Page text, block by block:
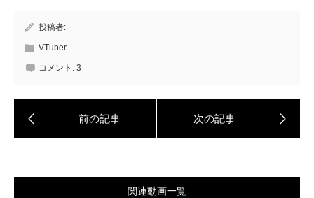
投稿者:
VTuber
コメント: 3
関連動画一覧